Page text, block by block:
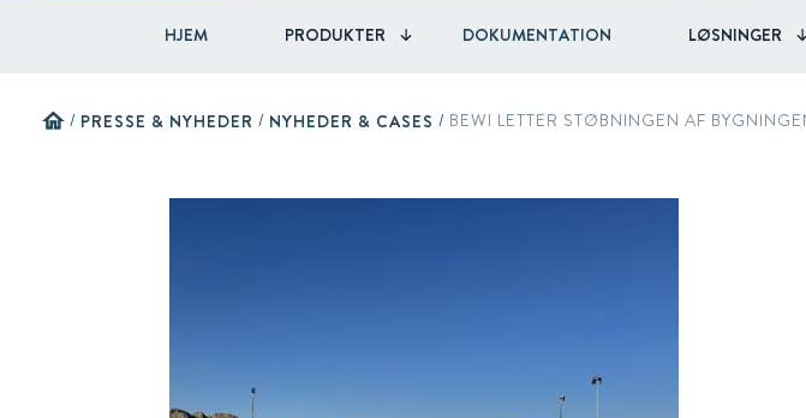
HJEM PRODUKTER DOKUMENTATION LØSNINGER
home / PRESSE & NYHEDER / NYHEDER & CASES / BEWI LETTER STØBNINGEN AF